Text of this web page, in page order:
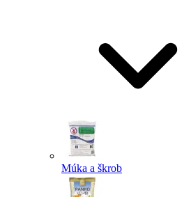
Múka a škrob
Powered by chaterimo